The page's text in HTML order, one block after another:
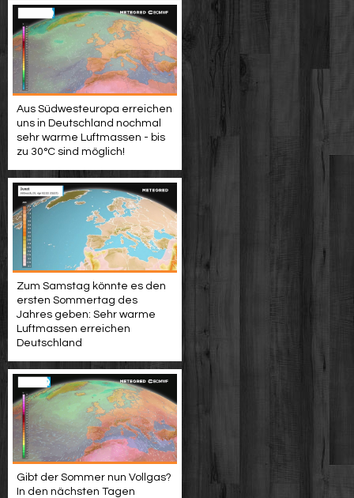
Aus Südwesteuropa erreichen
uns in Deutschland nochmal
sehr warme Luftmassen - bis
zu 30°C sind möglich!
Zum Samstag könnte es den
ersten Sommertag des
Jahres geben: Sehr warme
Luftmassen erreichen
Deutschland
Gibt der Sommer nun Vollgas?
In den nächsten Tagen